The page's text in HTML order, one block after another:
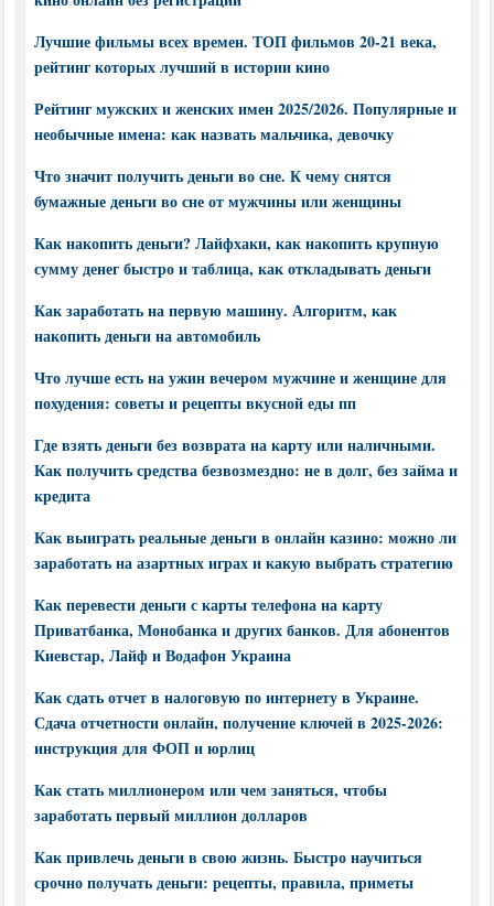
Лучшие фильмы всех времен. ТОП фильмов 20-21 века,
рейтинг которых лучший в истории кино
Рейтинг мужских и женских имен 2025/2026. Популярные и
необычные имена: как назвать мальчика, девочку
Что значит получить деньги во сне. К чему снятся
бумажные деньги во сне от мужчины или женщины
Как накопить деньги? Лайфхаки, как накопить крупную
сумму денег быстро и таблица, как откладывать деньги
Как заработать на первую машину. Алгоритм, как
накопить деньги на автомобиль
Что лучше есть на ужин вечером мужчине и женщине для
похудения: советы и рецепты вкусной еды пп
Где взять деньги без возврата на карту или наличными.
Как получить средства безвозмездно: не в долг, без займа и
кредита
Как выиграть реальные деньги в онлайн казино: можно ли
заработать на азартных играх и какую выбрать стратегию
Как перевести деньги с карты телефона на карту
Приватбанка, Монобанка и других банков. Для абонентов
Киевстар, Лайф и Водафон Украина
Как сдать отчет в налоговую по интернету в Украине.
Сдача отчетности онлайн, получение ключей в 2025-2026:
инструкция для ФОП и юрлиц
Как стать миллионером или чем заняться, чтобы
заработать первый миллион долларов
Как привлечь деньги в свою жизнь. Быстро научиться
срочно получать деньги: рецепты, правила, приметы